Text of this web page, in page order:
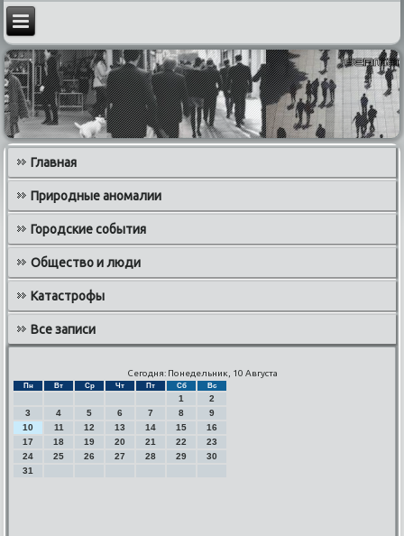
Главная
Природные аномалии
Городские события
Общество и люди
Катастрофы
Все записи
Сегодня: Понедельник, 10 Августа
Пн Вт Ср Чт Пт Сб Вс
1
2
3
4 5 6 7 8
9
10
11 12 13 14 15
16
17
18 19 20 21 22
23
24
25 26 27 28 29
30
31